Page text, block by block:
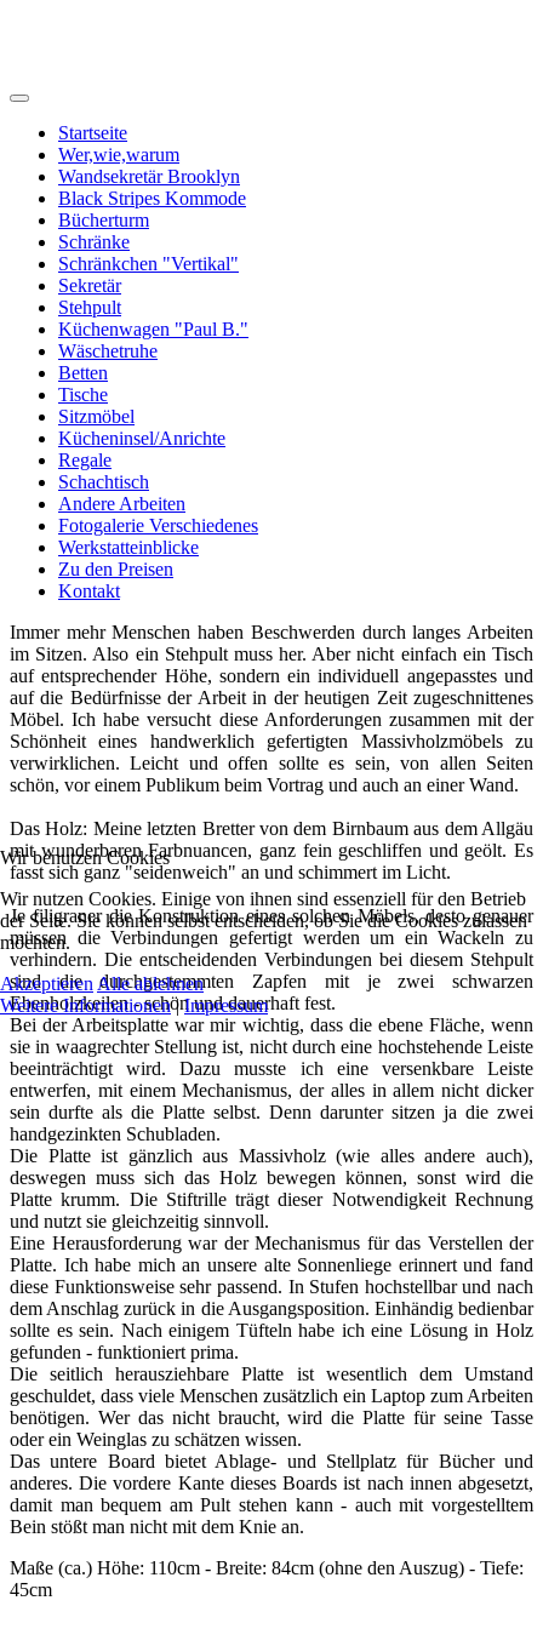
Startseite
Wer,wie,warum
Wandsekretär Brooklyn
Black Stripes Kommode
Bücherturm
Schränke
Schränkchen "Vertikal"
Sekretär
Stehpult
Küchenwagen "Paul B."
Wäschetruhe
Betten
Tische
Sitzmöbel
Kücheninsel/Anrichte
Regale
Schachtisch
Andere Arbeiten
Fotogalerie Verschiedenes
Werkstatteinblicke
Zu den Preisen
Kontakt
Immer mehr Menschen haben Beschwerden durch langes Arbeiten
im Sitzen. Also ein Stehpult muss her. Aber nicht einfach ein Tisch
auf entsprechender Höhe, sondern ein individuell angepasstes und
auf die Bedürfnisse der Arbeit in der heutigen Zeit zugeschnittenes
Möbel. Ich habe versucht diese Anforderungen zusammen mit der
Schönheit eines handwerklich gefertigten Massivholzmöbels zu
verwirklichen. Leicht und offen sollte es sein, von allen Seiten
schön, vor einem Publikum beim Vortrag und auch an einer Wand.
Das Holz: Meine letzten Bretter von dem Birnbaum aus dem Allgäu
mit wunderbaren Farbnuancen, ganz fein geschliffen und geölt. Es
fasst sich ganz "seidenweich" an und schimmert im Licht.
Je filigraner die Konstruktion eines solchen Möbels, desto genauer
müssen die Verbindungen gefertigt werden um ein Wackeln zu
verhindern. Die entscheidenden Verbindungen bei diesem Stehpult
sind die durchgestemmten Zapfen mit je zwei schwarzen
Ebenholzkeilen - schön und dauerhaft fest.
Bei der Arbeitsplatte war mir wichtig, dass die ebene Fläche, wenn
sie in waagrechter Stellung ist, nicht durch eine hochstehende Leiste
beeinträchtigt wird. Dazu musste ich eine versenkbare Leiste
entwerfen, mit einem Mechanismus, der alles in allem nicht dicker
sein durfte als die Platte selbst. Denn darunter sitzen ja die zwei
handgezinkten Schubladen.
Die Platte ist gänzlich aus Massivholz (wie alles andere auch),
deswegen muss sich das Holz bewegen können, sonst wird die
Platte krumm. Die Stiftrille trägt dieser Notwendigkeit Rechnung
und nutzt sie gleichzeitig sinnvoll.
Eine Herausforderung war der Mechanismus für das Verstellen der
Platte. Ich habe mich an unsere alte Sonnenliege erinnert und fand
diese Funktionsweise sehr passend. In Stufen hochstellbar und nach
dem Anschlag zurück in die Ausgangsposition. Einhändig bedienbar
sollte es sein. Nach einigem Tüfteln habe ich eine Lösung in Holz
gefunden - funktioniert prima.
Die seitlich herausziehbare Platte ist wesentlich dem Umstand
geschuldet, dass viele Menschen zusätzlich ein Laptop zum Arbeiten
benötigen. Wer das nicht braucht, wird die Platte für seine Tasse
oder ein Weinglas zu schätzen wissen.
Das untere Board bietet Ablage- und Stellplatz für Bücher und
anderes. Die vordere Kante dieses Boards ist nach innen abgesetzt,
damit man bequem am Pult stehen kann - auch mit vorgestelltem
Bein stößt man nicht mit dem Knie an.
Maße (ca.) Höhe: 110cm - Breite: 84cm (ohne den Auszug) - Tiefe:
45cm
Wir benutzen Cookies
Wir nutzen Cookies. Einige von ihnen sind essenziell für den Betrieb
der Seite. Sie können selbst entscheiden, ob Sie die Cookies zulassen
möchten.
Akzeptieren Alle ablehnen
Weitere Informationen|Impressum